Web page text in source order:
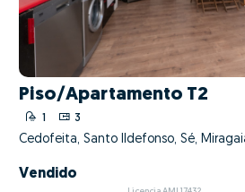
Piso/Apartamento T2
1 3
Vendido